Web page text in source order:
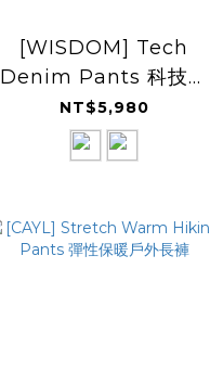
[WISDOM] Tech
Denim Pants 科技丹
寧長褲
NT$5,980